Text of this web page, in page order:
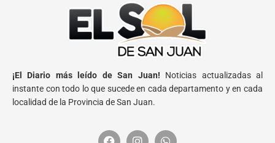
¡El Diario más leído de San Juan! Noticias actualizadas al
instante con todo lo que sucede en cada departamento y en cada
localidad de la Provincia de San Juan.